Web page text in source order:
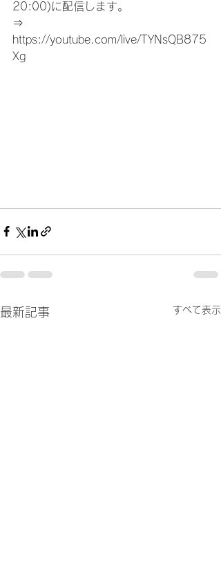
20:00)に配信します。
⇒
https://youtube.com/live/TYNsQB875
Xg
最新記事 すべて表示